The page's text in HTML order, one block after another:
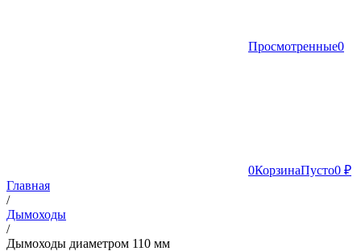
Просмотренные0
0КорзинаПусто0 ₽
Главная
/
Дымоходы
/
Дымоходы диаметром 110 мм